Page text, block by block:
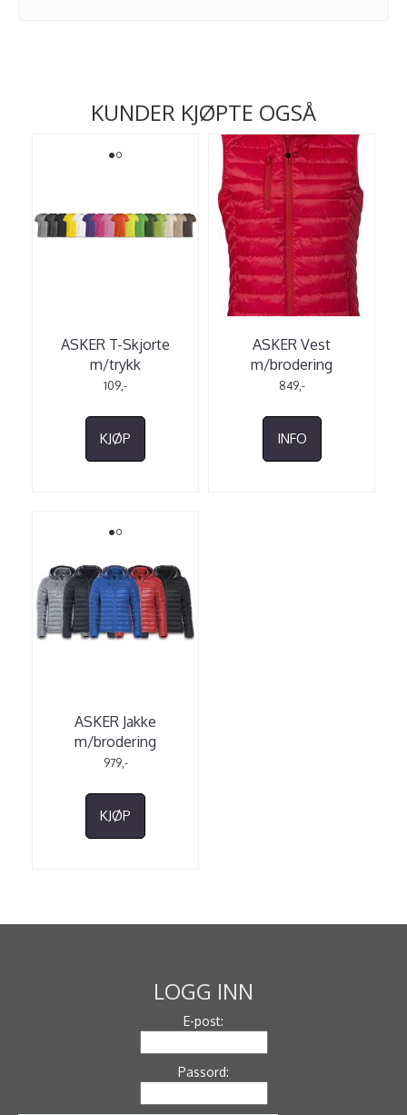
KUNDER KJØPTE OGSÅ
ASKER T-Skjorte
m/trykk
109,-
KJØP
ASKER Vest
m/brodering
849,-
INFO
ASKER Jakke
m/brodering
979,-
KJØP
LOGG INN
E-post:
Passord: